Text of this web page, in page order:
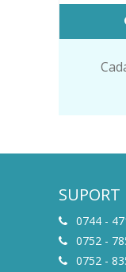
SUPORT
0744 -
0752 -
0752 -